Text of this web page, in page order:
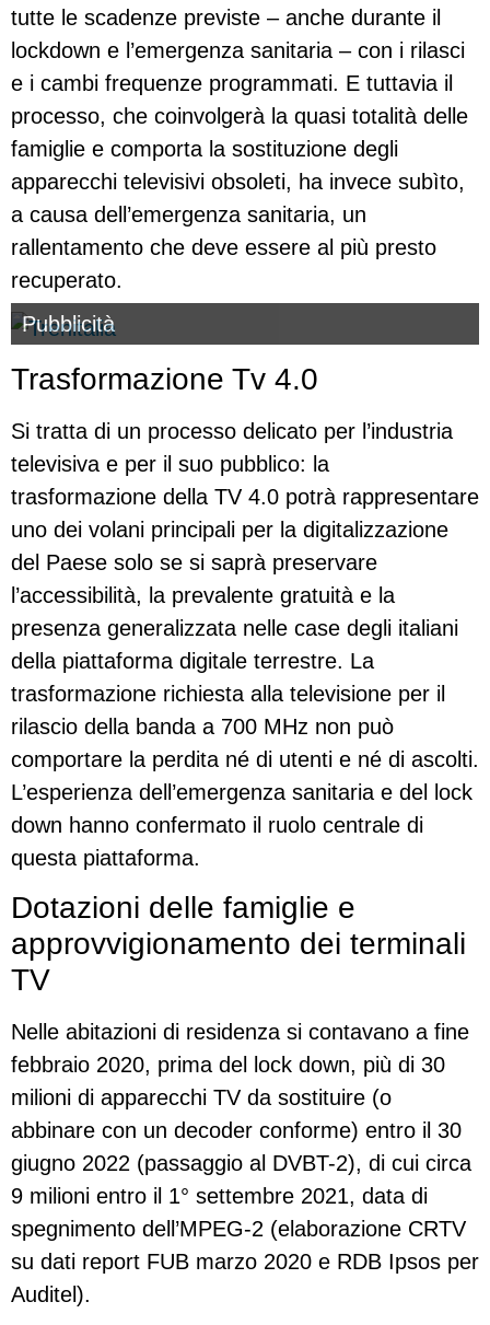
tutte le scadenze previste – anche durante il
lockdown e l’emergenza sanitaria – con i rilasci
e i cambi frequenze programmati. E tuttavia il
processo, che coinvolgerà la quasi totalità delle
famiglie e comporta la sostituzione degli
apparecchi televisivi obsoleti, ha invece subìto,
a causa dell’emergenza sanitaria, un
rallentamento che deve essere al più presto
recuperato.
Pubblicità
Trasformazione Tv 4.0
Si tratta di un processo delicato per l’industria
televisiva e per il suo pubblico: la
trasformazione della TV 4.0 potrà rappresentare
uno dei volani principali per la digitalizzazione
del Paese solo se si saprà preservare
l’accessibilità, la prevalente gratuità e la
presenza generalizzata nelle case degli italiani
della piattaforma digitale terrestre. La
trasformazione richiesta alla televisione per il
rilascio della banda a 700 MHz non può
comportare la perdita né di utenti e né di ascolti.
L’esperienza dell’emergenza sanitaria e del lock
down hanno confermato il ruolo centrale di
questa piattaforma.
Dotazioni delle famiglie e
approvvigionamento dei terminali
TV
Nelle abitazioni di residenza si contavano a fine
febbraio 2020, prima del lock down, più di 30
milioni di apparecchi TV da sostituire (o
abbinare con un decoder conforme) entro il 30
giugno 2022 (passaggio al DVBT-2), di cui circa
9 milioni entro il 1° settembre 2021, data di
spegnimento dell’MPEG-2 (elaborazione CRTV
su dati report FUB marzo 2020 e RDB Ipsos per
Auditel).